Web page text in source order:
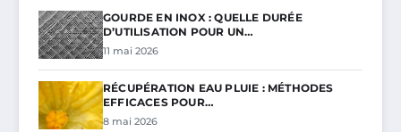
GOURDE EN INOX : QUELLE DURÉE
D’UTILISATION POUR UN…
11 mai 2026
RÉCUPÉRATION EAU PLUIE : MÉTHODES
EFFICACES POUR…
8 mai 2026